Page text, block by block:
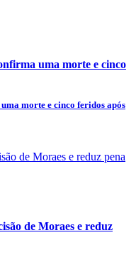
uma morte e cinco
morte e cinco feridos após
de Moraes e reduz